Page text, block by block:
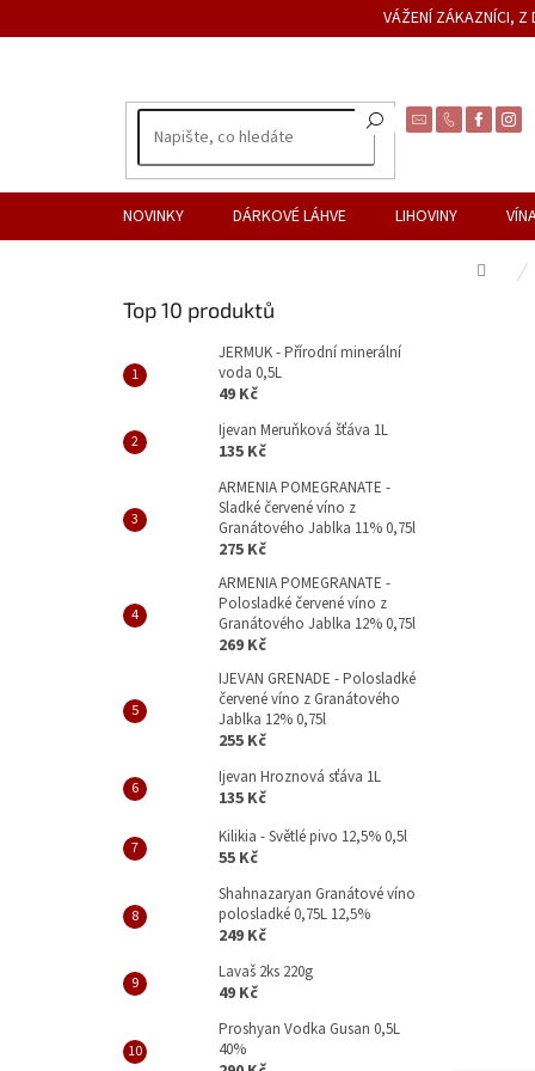
na
VÁŽENÍ ZÁKAZNÍCI, Z
NOVINKY DÁRKOVÉ LÁHVE LIHOVINY
Domů
Top 10 produktů
JERMUK - Přírodní minerální
voda 0,5L
49 Kč
Ijevan Meruňková šťáva 1L
135 Kč
ARMENIA POMEGRANATE -
Sladké červené víno z
Granátového Jablka 11% 0,75l
275 Kč
ARMENIA POMEGRANATE -
Polosladké červené víno z
Granátového Jablka 12% 0,75l
269 Kč
IJEVAN GRENADE - Polosladké
červené víno z Granátového
Jablka 12% 0,75l
255 Kč
Ijevan Hroznová sťáva 1L
135 Kč
Kilikia - Světlé pivo 12,5% 0,5l
55 Kč
Shahnazaryan Granátové víno
polosladké 0,75L 12,5%
249 Kč
Lavaš 2ks 220g
49 Kč
Proshyan Vodka Gusan 0,5L
40%